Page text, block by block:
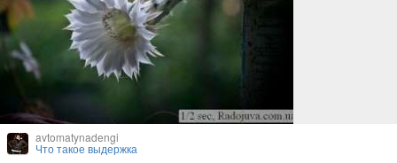
avtomatynadengi
Что такое выдержка